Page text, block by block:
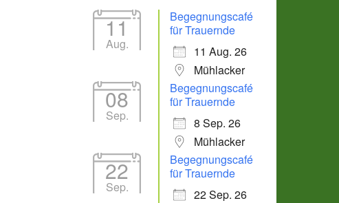
Office 365 Outlook Live
11
Aug.
Begegnungscafé
für Trauernde
11 Aug. 26
Mühlacker
08
Sep.
Begegnungscafé
für Trauernde
8 Sep. 26
Mühlacker
22
Sep.
Begegnungscafé
für Trauernde
22 Sep. 26